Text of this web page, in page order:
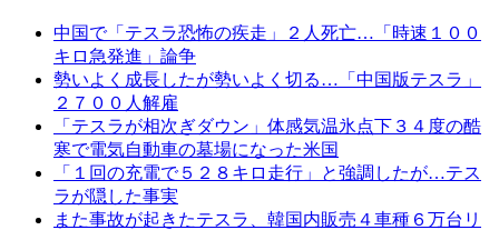
中国で「テスラ恐怖の疾走」２人死亡…「時速１００
キロ急発進」論争
勢いよく成長したが勢いよく切る…「中国版テスラ」
２７００人解雇
「テスラが相次ぎダウン」体感気温氷点下３４度の酷
寒で電気自動車の墓場になった米国
「１回の充電で５２８キロ走行」と強調したが…テス
ラが隠した事実
また事故が起きたテスラ、韓国内販売４車種６万台リ